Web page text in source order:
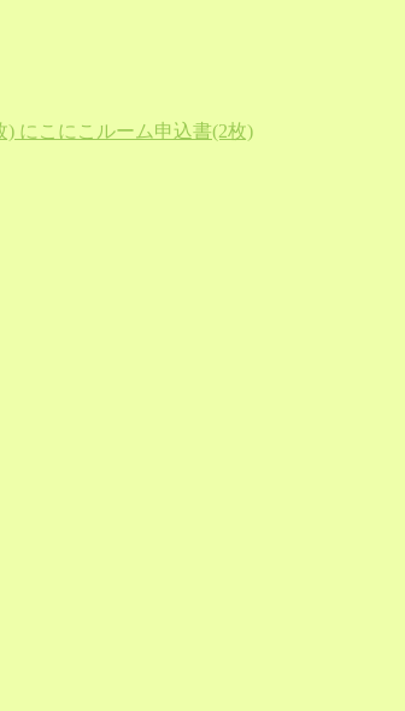
にこにこルーム申込書(2枚)